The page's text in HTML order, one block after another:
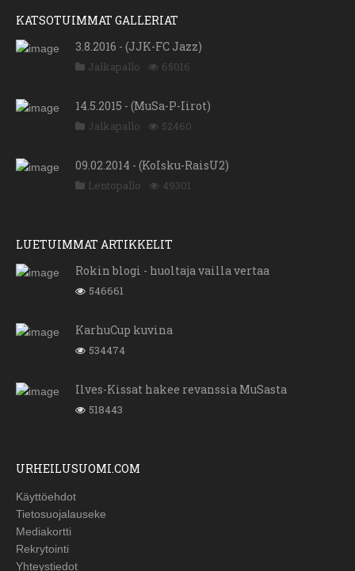
KATSOTUIMMAT GALLERIAT
3.8.2016 - (JJK-FC Jazz)
Jalkapallo 65016
14.5.2015 - (MuSa-P-Iirot)
Jalkapallo 52460
09.02.2014 - (KoIsku-RaisU2)
Lentopallo 49301
LUETUIMMAT ARTIKKELIT
Rokin blogi - huoltaja vailla vertaa
546661
KarhuCup kuvina
534474
Ilves-Kissat hakee revanssia MuSasta
518443
URHEILUSUOMI.COM
Käyttöehdot
Tietosuojalauseke
Mediakortti
Rekrytointi
Yhteystiedot